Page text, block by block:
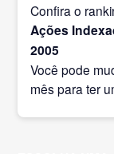
Confira o
Ações
2005
Você pode
mês para ter